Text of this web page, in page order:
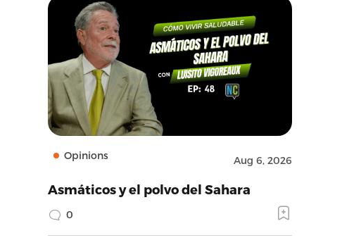
Opinions Aug 6, 2026
Asmáticos y el polvo del Sahara
0